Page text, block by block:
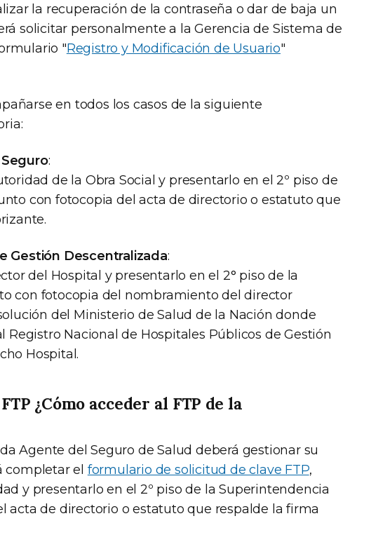
la recuperación de la contraseña o dar de baja un
solicitar personalmente a la Gerencia de Sistema de
"Registro y Modificación de Usuario"
en todos los casos de la siguiente
:
de la Obra Social y presentarlo en el 2º piso de
con fotocopia del acta de directorio o estatuto que
Gestión Descentralizada:
del Hospital y presentarlo en el 2° piso de la
con fotocopia del nombramiento del director
del Ministerio de Salud de la Nación donde
Registro Nacional de Hospitales Públicos de Gestión
Hospital.
¿Cómo acceder al FTP de la
Agente del Seguro de Salud deberá gestionar su
completar el formulario de solicitud de clave FTP,
y presentarlo en el 2º piso de la Superintendencia
acta de directorio o estatuto que respalde la firma